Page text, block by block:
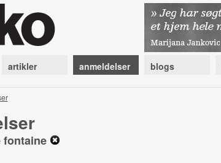
artikler anmeldelser blogs
fontaine